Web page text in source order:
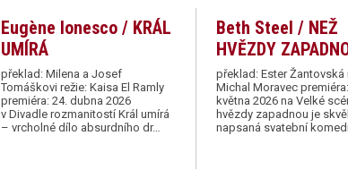
Eugène Ionesco / KRÁL
UMÍRÁ
překlad: Milena a Josef
Tomáškovi režie: Kaisa El Ramly
premiéra: 24. dubna 2026
v Divadle rozmanitostí Král umírá
– vrcholné dílo absurdního dr…
Beth Steel / NEŽ
HVĚZDY
překlad: Ester Žantovská
Michal Moravec
května 2026 na Velké
hvězdy zapadnou je
napsaná svatební